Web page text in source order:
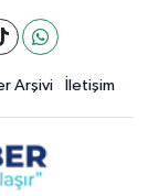
Arşivi İletişim